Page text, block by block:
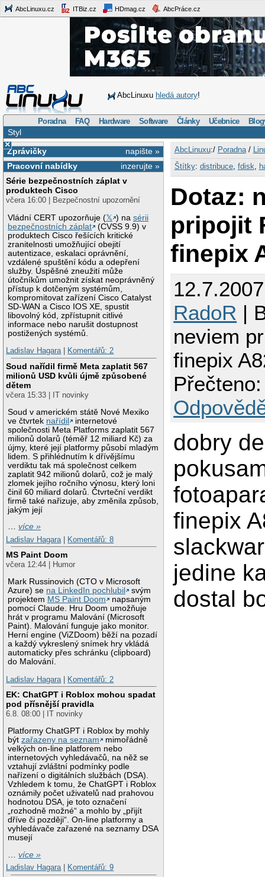
AbcLinuxu.cz ITBiz.cz HDmag.cz AbcPráce.cz
AbcLinuxu hledá autory!
Poradna FAQ Hardware Software Články Učebnice
Styl
×
napište »
Zprávičky
inzerujte »
Pracovní nabídky
Série bezpečnostních záplat v
produktech Cisco
včera 16:00 | Bezpečnostní upozornění
Vládní CERT upozorňuje (𝕏 ) nasérii
bezpečnostních záplat
(CVSS 9.9) v
produktech Cisco řešících kritické
zranitelnosti umožňující obejití
autentizace, eskalaci oprávnění,
vzdálené spuštění kódu a odepření
služby. Úspěšné zneužití může
útočníkům umožnit získat neoprávněný
přístup k dotčeným systémům,
kompromitovat zařízení Cisco Catalyst
SD-WAN a Cisco IOS XE, spustit
libovolný kód, zpřístupnit citlivé
informace nebo narušit dostupnost
postižených systémů.
Ladislav Hagara| Komentářů: 2
Soud nařídil firmě Meta zaplatit 567
milionů USD kvůli újmě způsobené
dětem
včera 15:33 | IT novinky
Soud v americkém státě Nové Mexiko
ve čtvrtek nařídil
internetové
společnosti Meta Platforms zaplatit 567
milionů dolarů (téměř 12 miliard Kč) za
újmy, které její platformy působí mladým
lidem. S přihlédnutím k dřívějšímu
verdiktu tak má společnost celkem
zaplatit 942 milionů dolarů, což je malý
zlomek jejího ročního výnosu, který loni
činil 60 miliard dolarů. Čtvrteční verdikt
firmě také nařizuje, aby změnila způsob,
jakým její
…více »
Ladislav Hagara
Komentářů: 8
MS Paint Doom
včera 12:44 | Humor
Mark Russinovich (CTO v Microsoft
Azure) se na LinkedIn pochlubil
svým
projektem MS Paint Doom
napsaným
pomocí Claude. Hru Doom umožňuje
hrát v programu Malování (Microsoft
Paint). Malování funguje jako monitor.
Herní engine (ViZDoom) běží na pozadí
a každý vykreslený snímek hry vkládá
automaticky přes schránku (clipboard)
do Malování.
Ladislav Hagara
Komentářů: 2
EK: ChatGPT i Roblox mohou spadat
pod přísnější pravidla
6.8. 08:00 | IT novinky
Platformy ChatGPT i Roblox by mohly
býtzařazeny na seznam
mimořádně
velkých on-line platforem nebo
internetových vyhledávačů, na něž se
vztahují zvláštní podmínky podle
nařízení o digitálních službách (DSA).
Vzhledem k tomu, že ChatGPT i Roblox
oznámily počet uživatelů nad prahovou
hodnotou DSA, je toto označení
„rozhodně možné“ a mohlo by „přijít
dříve či později“. On-line platformy a
vyhledávače zařazené na seznamy DSA
musejí
…více »
Ladislav Hagara| Komentářů: 9
AbcLinuxu:/ Poradna/
Štítky: distribuce, fdisk
Dotaz:
pripojit
finepix
RadoR |
neviem
finepix
dobry
finepix
jedine
dostal